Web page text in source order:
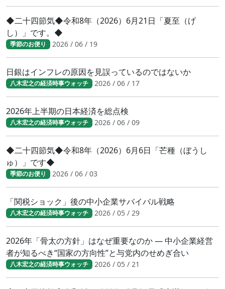
◆二十四節気◆令和8年（2026）6月21日「夏至（げ
し）」です。◆
季節のお便り 2026 / 06 / 19
日銀はインフレの原因を見誤っているのではないか
八木宏之の経済時事ウォッチ 2026 / 06 / 17
2026年上半期の日本経済を総点検
八木宏之の経済時事ウォッチ 2026 / 06 / 09
◆二十四節気◆令和8年（2026）6月6日「芒種（ぼうし
ゅ）」です◆
季節のお便り 2026 / 06 / 03
「関税ショック」後の中小企業サバイバル戦略
八木宏之の経済時事ウォッチ 2026 / 05 / 29
2026年「骨太の方針」はなぜ重要なのか ― 中小企業経営
者が知るべき“国家の方向性”と与党内のせめぎ合い
八木宏之の経済時事ウォッチ 2026 / 05 / 21